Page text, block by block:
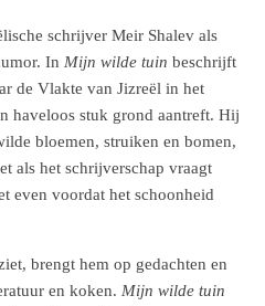
schrijver Meir Shalev als
In Mijn wilde tuin beschrijft
de Vlakte van Jizreël in het
haveloos stuk grond aantreft. Hij
bloemen, struiken en bomen,
als het schrijverschap vraagt
even voordat het schoonheid
brengt hem op gedachten en
en koken. Mijn wilde tuin